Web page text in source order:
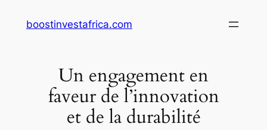
boostinvestafrica.com
Un engagement en
faveur de l’innovation
et de la durabilité